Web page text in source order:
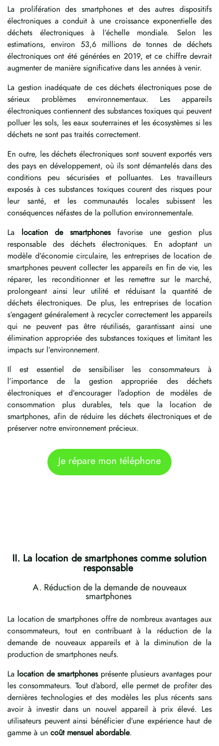
La prolifération des smartphones et des autres dispositifs
électroniques a conduit à une croissance exponentielle des
déchets électroniques à l’échelle mondiale. Selon les
estimations, environ 53,6 millions de tonnes de déchets
électroniques ont été générées en 2019, et ce chiffre devrait
augmenter de manière significative dans les années à venir.
La gestion inadéquate de ces déchets électroniques pose de
sérieux problèmes environnementaux. Les appareils
électroniques contiennent des substances toxiques qui peuvent
polluer les sols, les eaux souterraines et les écosystèmes si les
déchets ne sont pas traités correctement.
En outre, les déchets électroniques sont souvent exportés vers
des pays en développement, où ils sont démantelés dans des
conditions peu sécurisées et polluantes. Les travailleurs
exposés à ces substances toxiques courent des risques pour
leur santé, et les communautés locales subissent les
conséquences néfastes de la pollution environnementale.
La location de smartphonesfavorise une gestion plus
responsable des déchets électroniques. En adoptant un
modèle d’économie circulaire, les entreprises de location de
smartphones peuvent collecter les appareils en fin de vie, les
réparer, les reconditionner et les remettre sur le marché,
prolongeant ainsi leur utilité et réduisant la quantité de
déchets électroniques. De plus, les entreprises de location
s’engagent généralement à recycler correctement les appareils
qui ne peuvent pas être réutilisés, garantissant ainsi une
élimination appropriée des substances toxiques et limitant les
impacts sur l’environnement.
Il est essentiel de sensibiliser les consommateurs à
l’importance de la gestion appropriée des déchets
électroniques et d’encourager l’adoption de modèles de
consommation plus durables, tels que la location de
smartphones, afin de réduire les déchets électroniques et de
préserver notre environnement précieux.
Je répare mon téléphone
II. La location de smartphones comme solution
responsable
A. Réduction de la demande de nouveaux
smartphones
La location de smartphones offre de nombreux avantages aux
consommateurs, tout en contribuant à la réduction de la
demande de nouveaux appareils et à la diminution de la
production de smartphones neufs.
La location de smartphonesprésente plusieurs avantages pour
les consommateurs. Tout d’abord, elle permet de profiter des
dernières technologies et des modèles les plus récents sans
avoir à investir dans un nouvel appareil à prix élevé. Les
utilisateurs peuvent ainsi bénéficier d’une expérience haut de
gamme à un coût mensuel abordable.